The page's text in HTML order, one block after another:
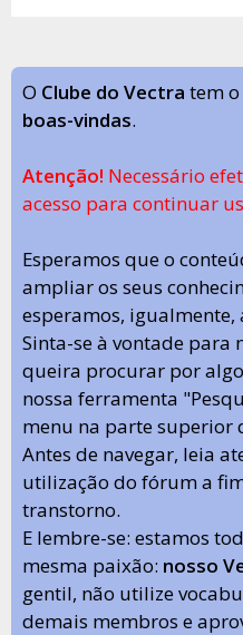
O Clube do Vectra tem
boas-vindas.
Atenção! Necessário
acesso para continuar
Esperamos que o
ampliar os seus
esperamos, igualmente,
Sinta-se à vontade para
queira procurar por
nossa ferramenta
menu na parte superior
Antes de navegar, leia
utilização do fórum a
transtorno.
E lembre-se: estamos
mesma paixão: nosso
gentil, não utilize
demais membros e